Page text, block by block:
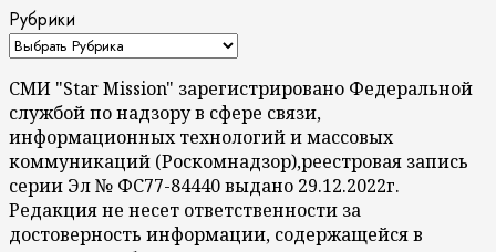
Рубрики
СМИ "Star Mission" зарегистрировано Федеральной
службой по надзору в сфере связи,
информационных технологий и массовых
коммуникаций (Роскомнадзор),реестровая запись
серии Эл № ФС77-84440 выдано 29.12.2022г.
Редакция не несет ответственности за
достоверность информации, содержащейся в